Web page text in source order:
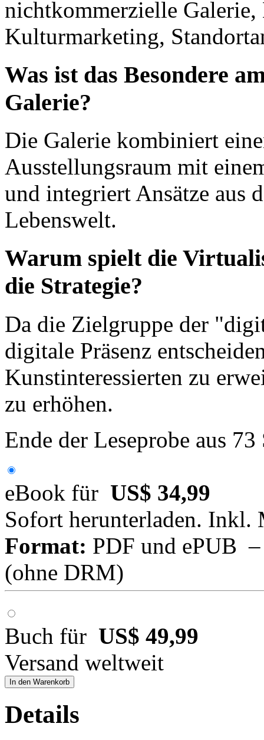
nichtkommerzielle
Kulturmarketing,
Was ist das Besondere
Galerie?
Die Galerie kombiniert
Ausstellungsraum mit
und integriert Ansätze aus
Lebenswelt.
Warum spielt die
die Strategie?
Da die Zielgruppe der
digitale Präsenz
Kunstinteressierten zu
zu erhöhen.
Ende der Leseprobe aus
eBook für US$ 34,99
Sofort herunterladen. Inkl.
Format: PDF und ePUB
(ohne DRM)
Buch für US$ 49,99
Versand weltweit
In den Warenkorb
Details